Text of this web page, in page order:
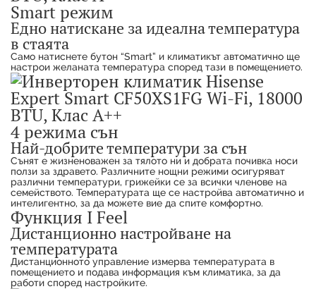
Smart режим
Едно натискане за идеална температура
в стаята
Само натиснете бутон “Smart” и климатикът автоматично ще
настрои желаната температура според тази в помещението.
4 режима сън
Най-добрите температури за сън
Сънят е жизненоважен за тялото ни и добрата почивка носи
ползи за здравето. Различните нощни режими осигуряват
различни температури, грижейки се за всички членове на
семейството. Температурата ще се настройва автоматично и
интелигентно, за да можете вие да спите комфортно.
Функция I Feel
Дистанционно настройване на
температурата
Дистанционното управление измерва температурата в
помещението и подава информация към климатика, за да
работи според настройките.